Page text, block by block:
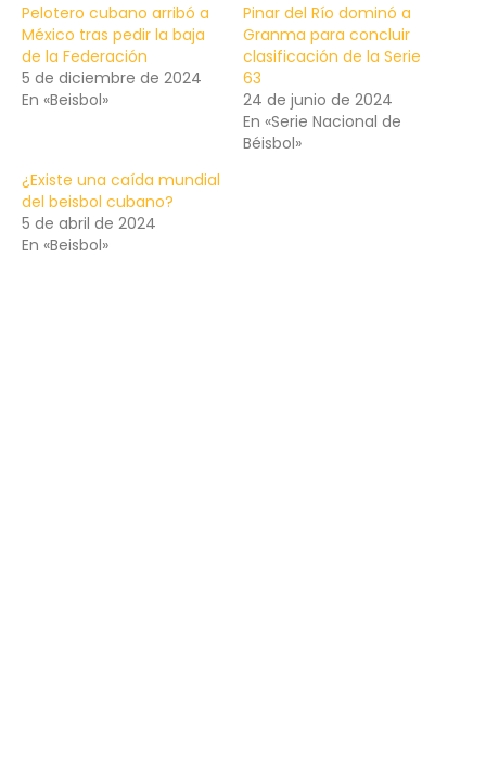
Pelotero cubano arribó a
México tras pedir la baja
de la Federación
5 de diciembre de 2024
En «Beisbol»
Pinar del Río dominó a
Granma para concluir
clasificación de la Serie
63
24 de junio de 2024
En «Serie Nacional de
Béisbol»
¿Existe una caída mundial
del beisbol cubano?
5 de abril de 2024
En «Beisbol»